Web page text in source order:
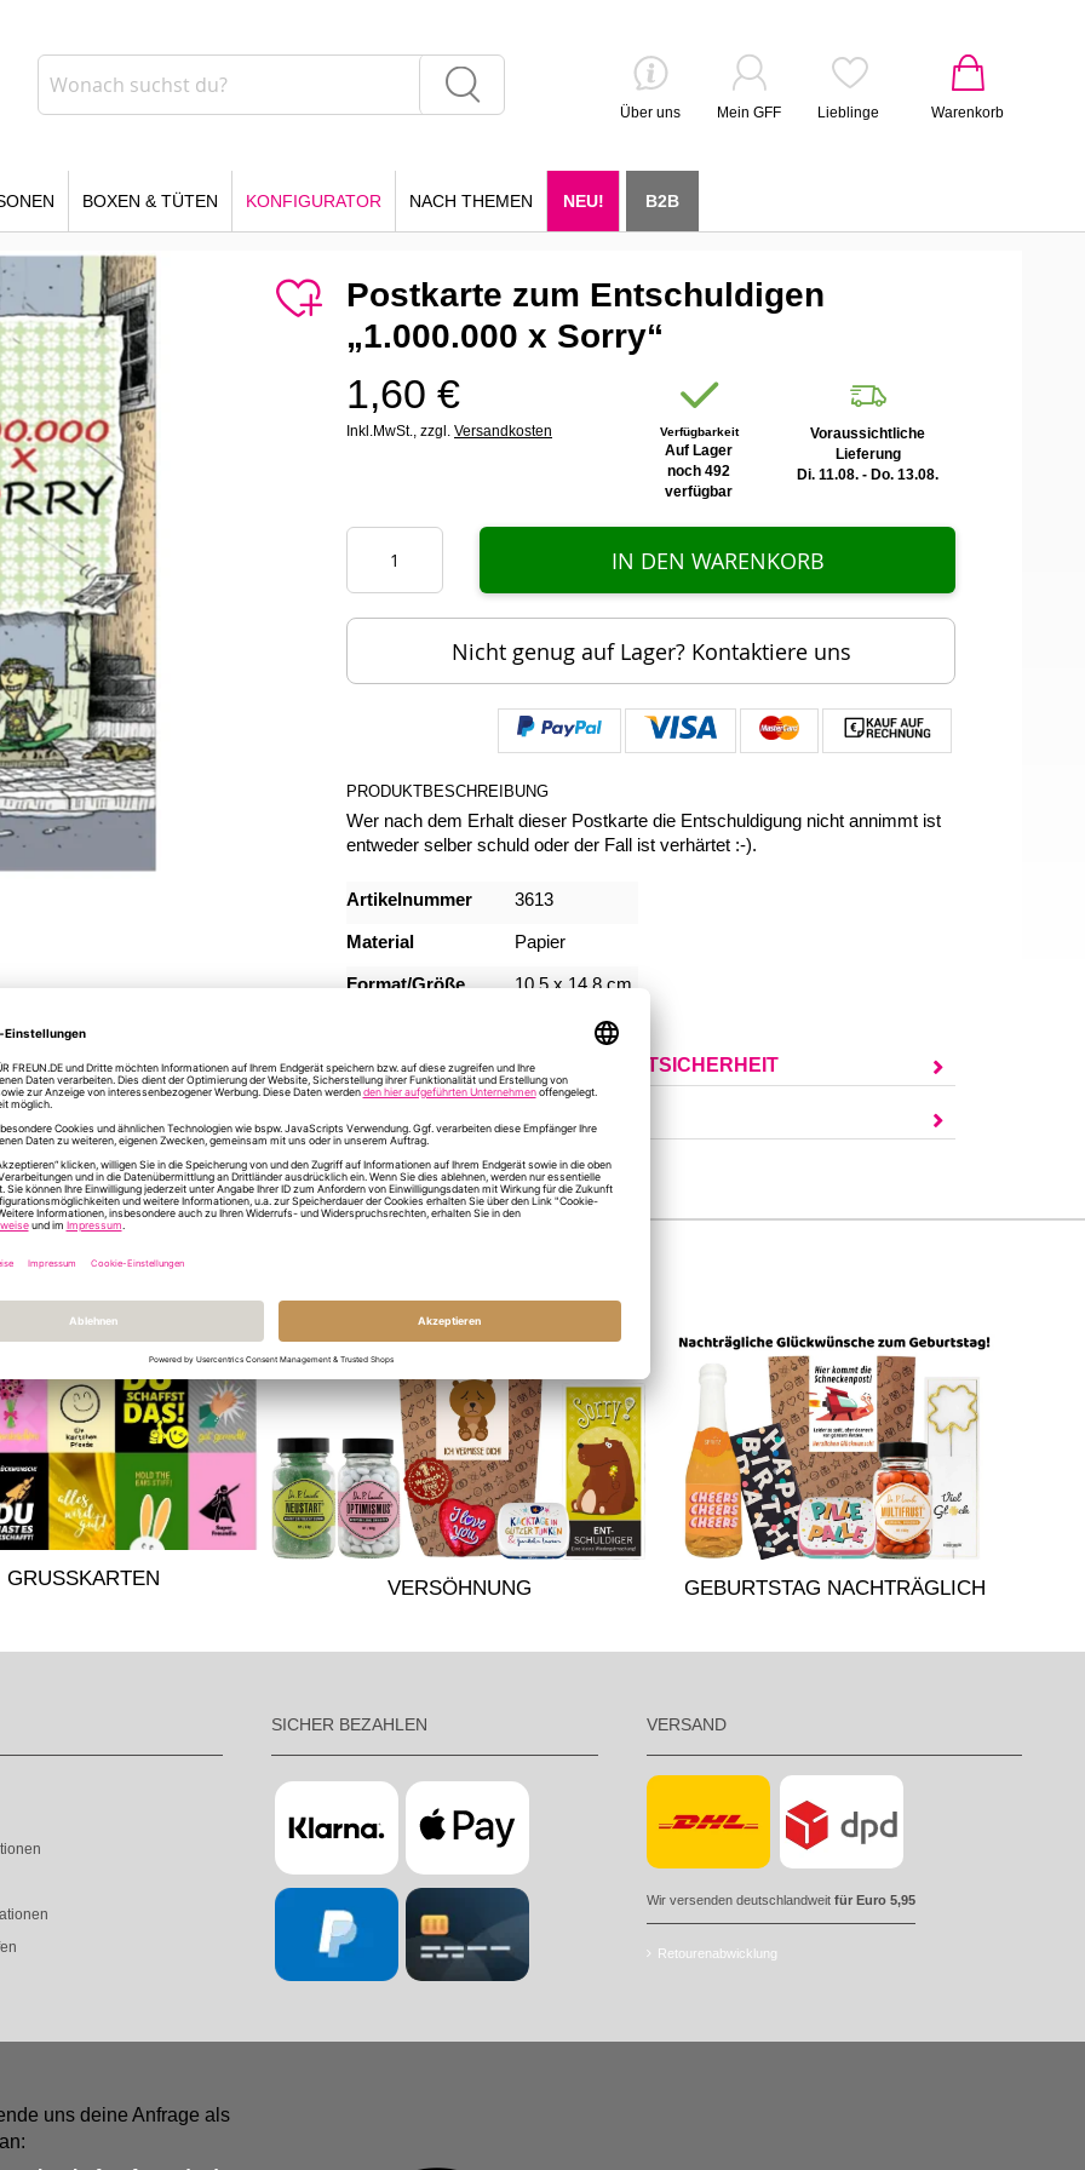
Warenkorb
Über uns Mein GFF Lieblinge
BOXEN & TÜTEN KONFIGURATOR NACH THEMEN NEU! B2B
Postkarte zum Entschuldigen
„1.000.000 x Sorry“
1,60 €
Inkl.MwSt., zzgl. Versandkosten Verfügbarkeit
Auf Lager
noch 492
verfügbar
Voraussichtliche
Lieferung
Di. 11.08. - Do. 13.08.
IN DEN WARENKORB
Nicht genug auf Lager? Kontaktiere uns
PRODUKTBESCHREIBUNG
Wer nach dem Erhalt dieser Postkarte die Entschuldigung nicht annimmt ist
entweder selber schuld oder der Fall ist verhärtet :-).
Mehr
Artikelnummer 3613
Material Papier
Format/Größe 10,5 x 14,8 cm
INFORMATIONEN ZUR PRODUKTSICHERHEIT
LASS DICH INSPIRIEREN
GRUSSKARTEN VERSÖHNUNG GEBURTSTAG NACHTRÄGLICH
SICHER BEZAHLEN VERSAND
Wir versenden deutschlandweit für Euro 5,95
Retourenabwicklung
uns deine Anfrage als